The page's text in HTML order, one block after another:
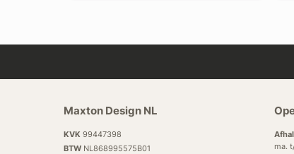
Maxton Design NL
KVK 99447398
BTWNL868995575B01
ma.